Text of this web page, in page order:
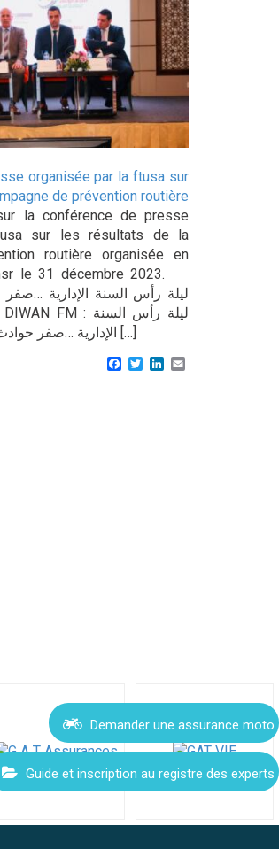
organisée par la ftusa sur
de prévention routière
la conférence de presse
sur les résultats de la
routière organisée en
le 31 décembre 2023.
الإدارية …صفر حوادث مرور بتونس العاصمة […]
Facebook
TwitterLinkedIn
Demander une assurance moto
Guide et inscription au registre des experts